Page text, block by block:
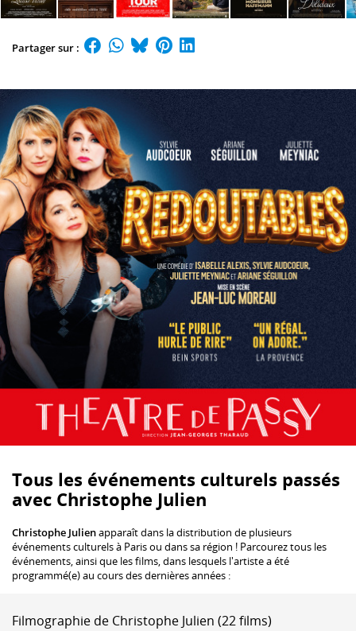
Partager sur :
Tous les événements culturels passés
avec Christophe Julien
Christophe Julienapparaît dans la distribution de plusieurs
événements culturels à Paris ou dans sa région ! Parcourez tous les
événements, ainsi que les films, dans lesquels l'artiste a été
programmé(e) au cours des dernières années :
Filmographie de Christophe Julien (22 films)